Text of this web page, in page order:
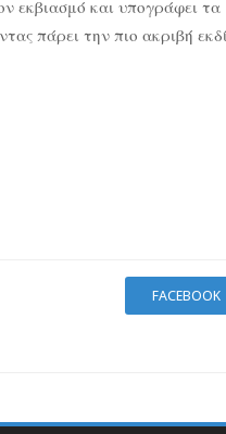
εκβιασμό και υπογράφει τα
πάρει την πιο ακριβή
FACEBOOK